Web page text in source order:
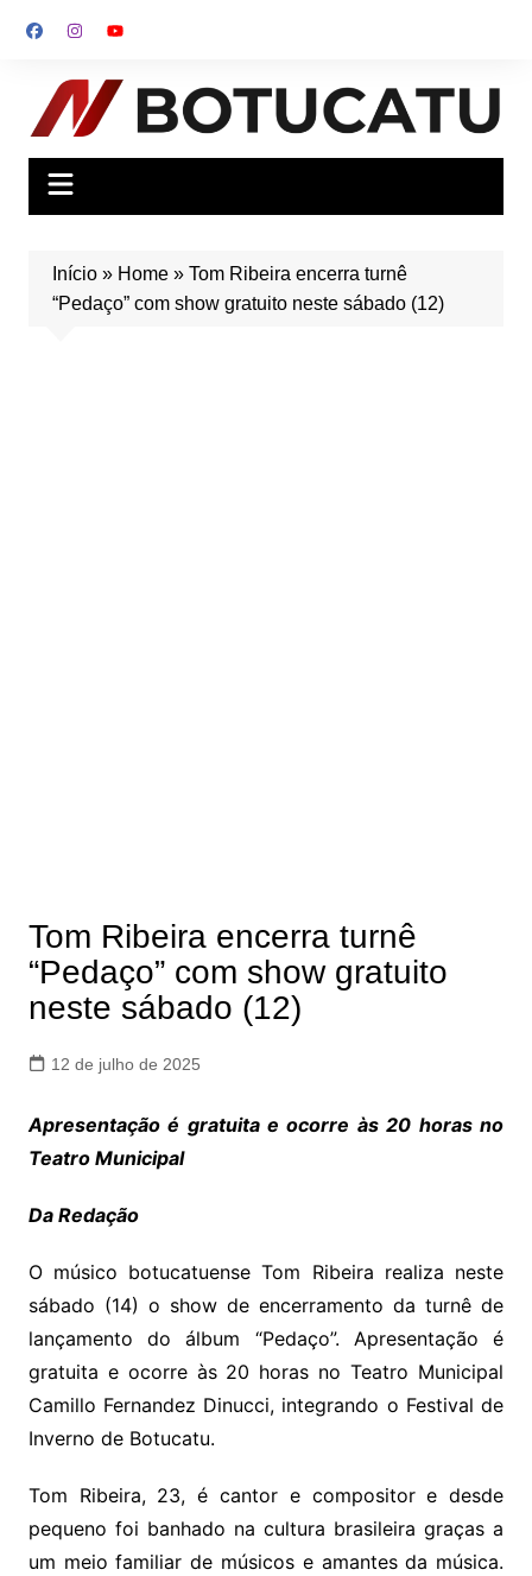
para
conteúdo
Início» Home» Tom Ribeira encerra turnê
“Pedaço” com show gratuito neste sábado (12)
Tom Ribeira encerra turnê
“Pedaço” com show gratuito
neste sábado (12)
12 de julho de 2025
Apresentação é gratuita e ocorre às 20 horas no
Teatro Municipal
Da Redação
O músico botucatuense Tom Ribeira realiza neste
sábado (14) o show de encerramento da turnê de
lançamento do álbum “Pedaço”. Apresentação é
gratuita e ocorre às 20 horas no Teatro Municipal
Camillo Fernandez Dinucci, integrando o Festival de
Inverno de Botucatu.
Tom Ribeira, 23, é cantor e compositor e desde
pequeno foi banhado na cultura brasileira graças a
um meio familiar de músicos e amantes da música.